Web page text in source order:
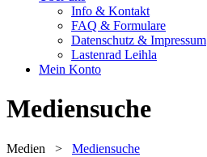
Info & Kontakt
FAQ & Formulare
Datenschutz & Impressum
Lastenrad Leihla
Mein Konto
Mediensuche
Medien > Mediensuche